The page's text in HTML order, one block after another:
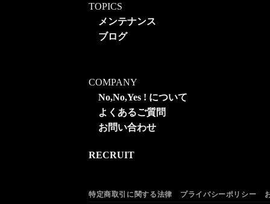
TOPICS
メンテナンス
ブログ
COMPANY
No,No,Yes ! について
よくあるご質問
お問い合わせ
RECRUIT
特定商取引に関する法律 プライバシーポリシー